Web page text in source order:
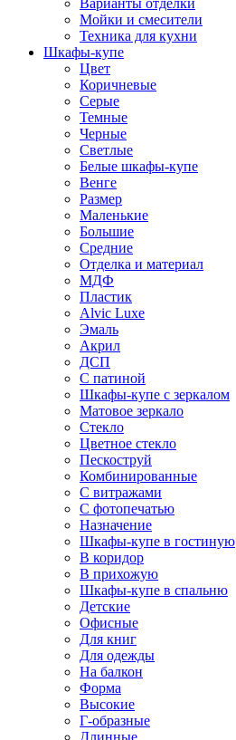
Варианты отделки
Мойки и смесители
Техника для кухни
Шкафы-купе
Цвет
Коричневые
Серые
Темные
Черные
Светлые
Белые шкафы-купе
Венге
Размер
Маленькие
Большие
Средние
Отделка и материал
МДФ
Пластик
Alvic Luxe
Эмаль
Акрил
ДСП
С патиной
Шкафы-купе с зеркалом
Матовое зеркало
Стекло
Цветное стекло
Пескоструй
Комбинированные
С витражами
С фотопечатью
Назначение
Шкафы-купе в гостиную
В коридор
В прихожую
Шкафы-купе в спальню
Детские
Офисные
Для книг
Для одежды
На балкон
Форма
Высокие
Г-образные
Длинные